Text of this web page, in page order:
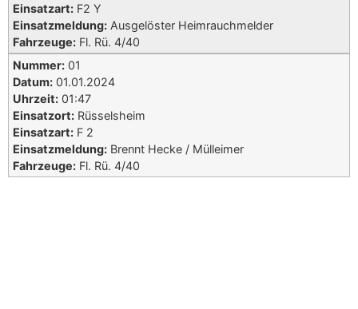
Einsatzart: F2 Y
Einsatzmeldung: Ausgelöster Heimrauchmelder
Fahrzeuge: Fl. Rü. 4/40
Nummer: 01
Datum: 01.01.2024
Uhrzeit: 01:47
Einsatzort: Rüsselsheim
Einsatzart: F 2
Einsatzmeldung: Brennt Hecke / Mülleimer
Fahrzeuge: Fl. Rü. 4/40